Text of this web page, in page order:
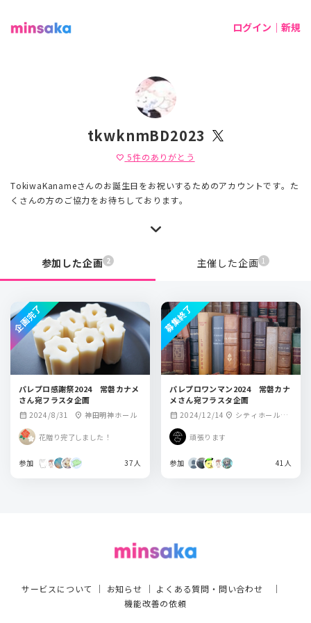
ログイン｜新規
tkwknmBD2023
favorite 5件のありがとう
TokiwaKanameさんのお誕生日をお祝いするためのアカウントです。た
くさんの方のご協力をお待ちしております。
参加した企画 2 主催した企画 1
パレプロ感謝祭2024 常磐カナメ
さん宛フラスタ企画
calendar_month 2024/8/31 location_on 神田明神ホール
花贈り完了しました！
参加 37人
企画完了
パレプロワンマン2024 常磐カナ
メさん宛フラスタ企画
calendar_month 2024/12/14 location_on シティホール＆
頑張ります
参加 41人
募集終了
サービスについて ｜ お知らせ ｜ よくある質問・問い合わせ ｜
機能改善の依頼